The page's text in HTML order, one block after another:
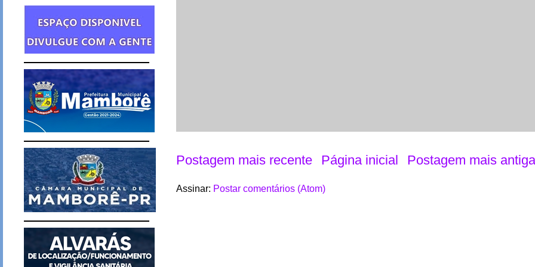
Postagem mais recente Postagem mais antiga
Página inicial
Assinar: Postar comentários (Atom)